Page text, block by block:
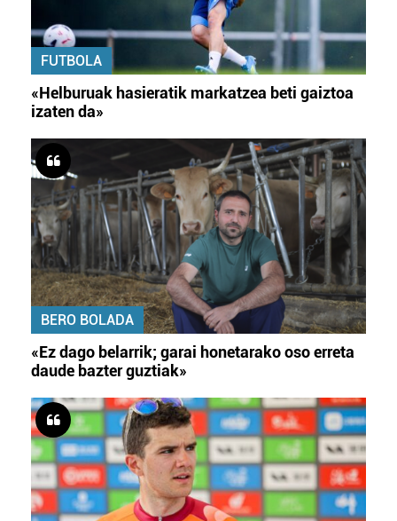
FUTBOLA
«Helburuak hasieratik markatzea beti gaiztoa
izaten da»
BERO BOLADA
«Ez dago belarrik; garai honetarako oso erreta
daude bazter guztiak»